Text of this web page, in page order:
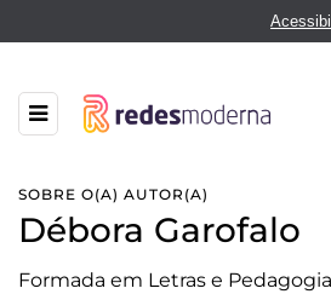
SOBRE O(A) AUTOR(A)
Débora Garofalo
Formada em Letras e